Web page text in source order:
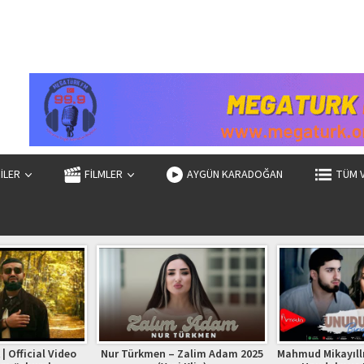
FİLMLER AYGÜN KARADOĞAN TÜM
Official Video
Nur Türkmen – Zalim Adam 2025
Mahmud